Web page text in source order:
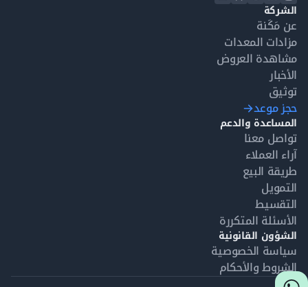
الشركة
عن مَكَنة
مزادات المعدات
مشاهدة العروض
الأخبار
توثيق
حجز موعد
المساعدة والدعم
تواصل معنا
آراء العملاء
طريقة البيع
التمويل
التقسيط
الأسئلة المتكررة
الشؤون القانونية
سياسة الخصوصية
الشروط والأحكام